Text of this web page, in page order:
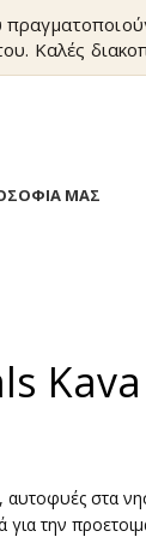
Καλές
ΜΑΣ
στα
για την